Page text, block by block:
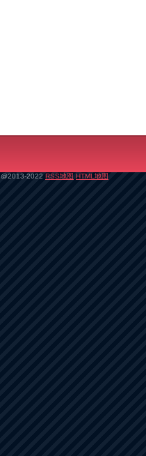
@2013-2022 RSS地图 HTML地图